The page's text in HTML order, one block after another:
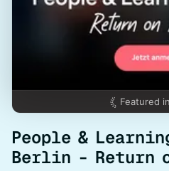
Featured in
People &
Berlin - Return